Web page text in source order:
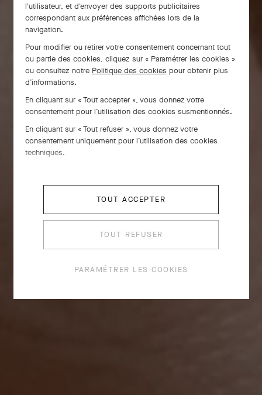
l'utilisateur, et d'envoyer des supports publicitaires
correspondant aux préférences affichées lors de la
navigation.
Pour modifier ou retirer votre consentement concernant tout
ou partie des cookies, cliquez sur « Paramétrer les cookies »
ou consultez notre Politique des cookies pour obtenir plus
d’informations.
En cliquant sur « Tout accepter », vous donnez votre
consentement pour l’utilisation des cookies susmentionnés.
En cliquant sur « Tout refuser », vous donnez votre
consentement uniquement pour l’utilisation des cookies
techniques.
TOUT ACCEPTER
TOUT REFUSER
PARAMÉTRER LES COOKIES